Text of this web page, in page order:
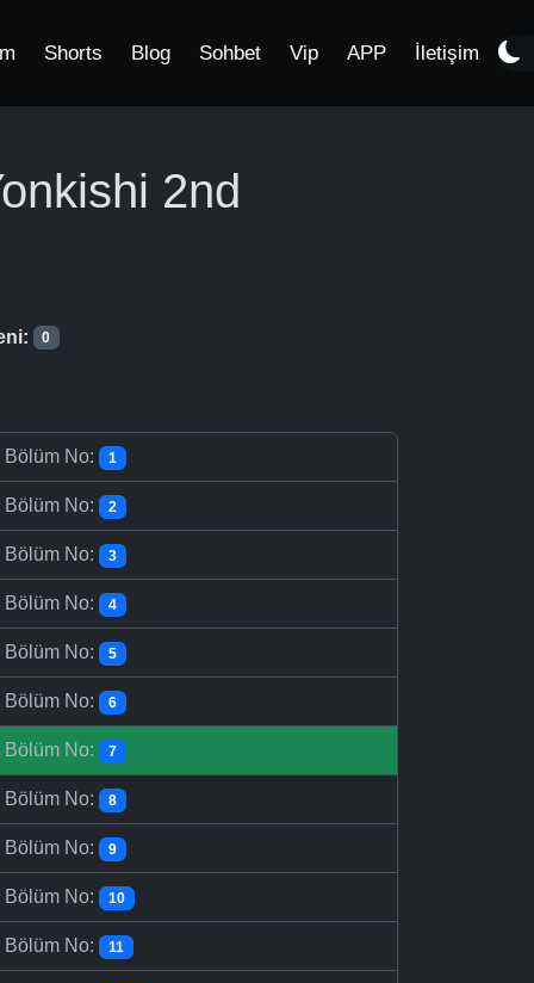
Shorts Blog Sohbet Vip APP İletişim
2nd
0
Bölüm No: 1
Bölüm No: 2
Bölüm No: 3
Bölüm No: 4
Bölüm No: 5
Bölüm No: 6
Bölüm No: 7
Bölüm No: 8
Bölüm No: 9
Bölüm No: 10
Bölüm No: 11